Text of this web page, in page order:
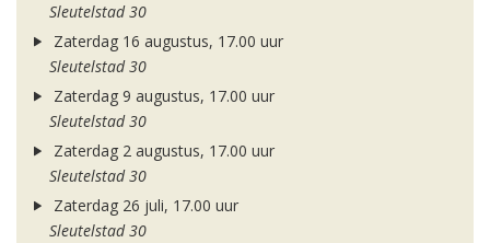
Sleutelstad 30
Zaterdag 16 augustus, 17.00 uur
Sleutelstad 30
Zaterdag 9 augustus, 17.00 uur
Sleutelstad 30
Zaterdag 2 augustus, 17.00 uur
Sleutelstad 30
Zaterdag 26 juli, 17.00 uur
Sleutelstad 30